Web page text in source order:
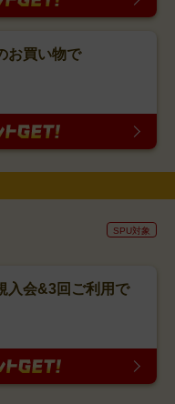
お買い物で
SPU対象
入会&3回ご利用で